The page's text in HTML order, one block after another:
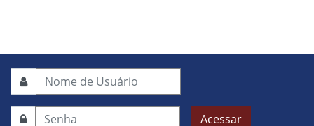
Acessar